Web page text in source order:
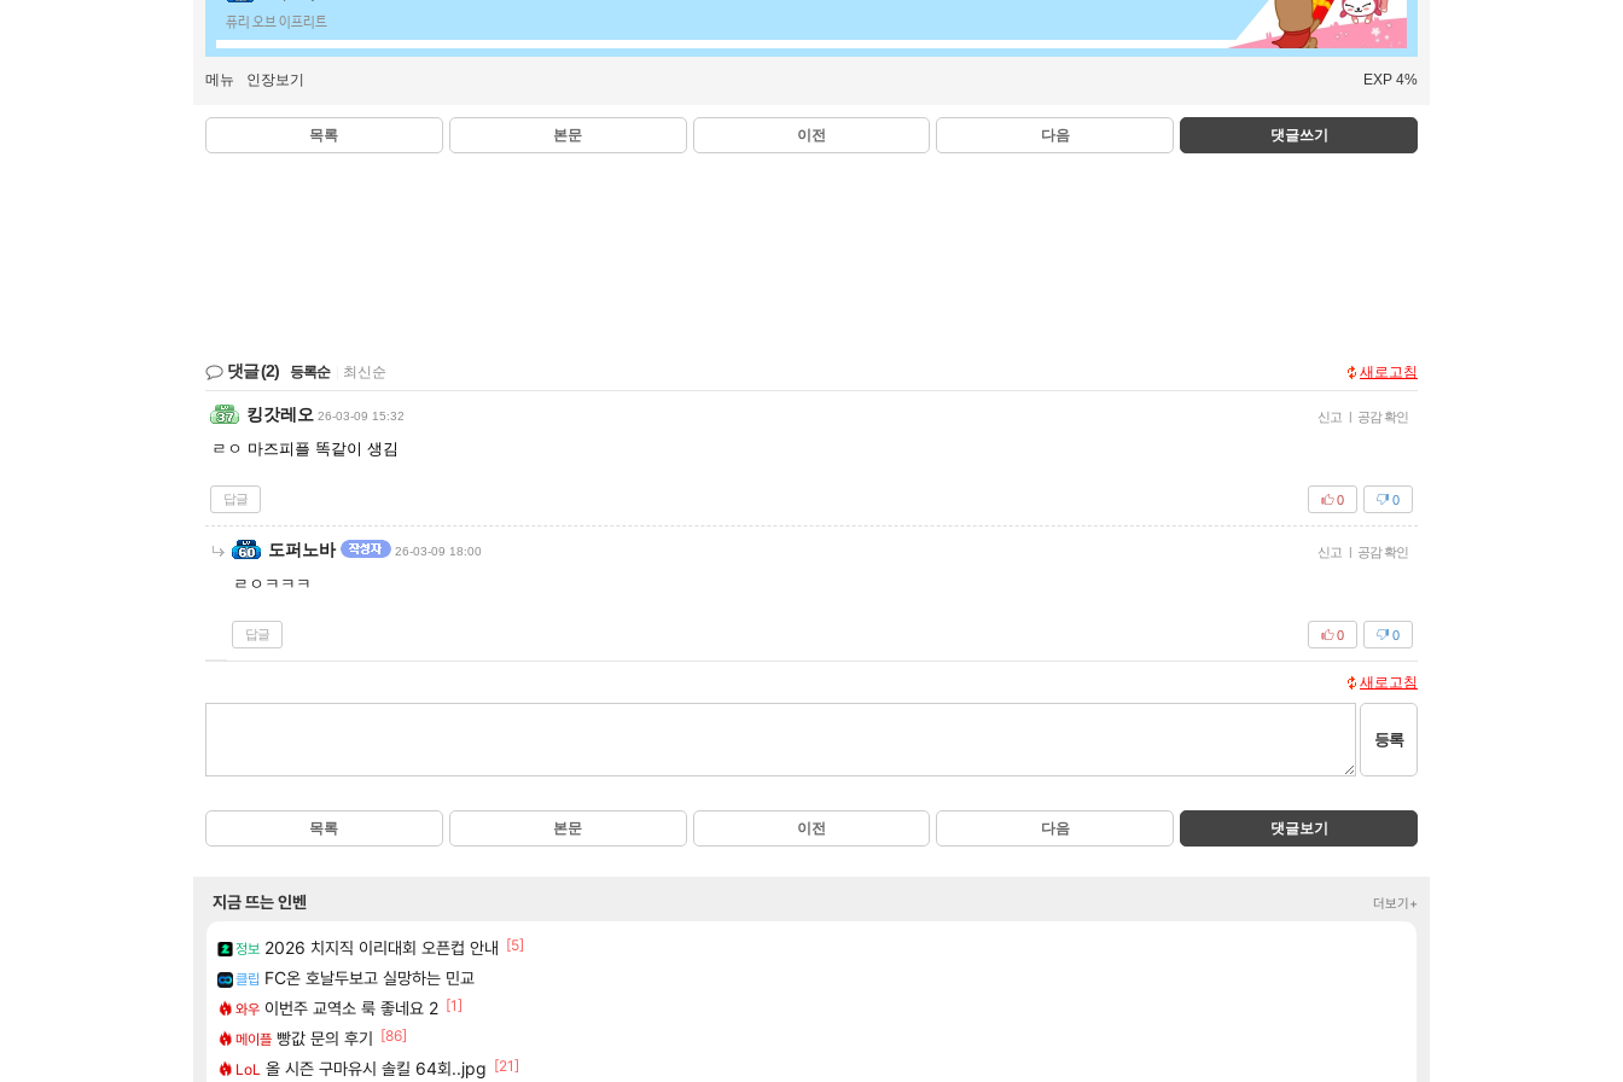
퓨리 오브 이프리트
메뉴 인장보기 EXP 4%
목록 본문 이전 다음 댓글쓰기
댓글(2) 등록순 최신순 새로고침
킹갓레오 26-03-09 15:32 신고 | 공감 확인
ㄹㅇ 마즈피플 똑같이 생김
답글 0
0
도퍼노바 26-03-09 18:00 신고 | 공감 확인
ㄹㅇㅋㅋㅋ
답글 0
0
새로고침
등록
목록 본문 이전 다음 댓글보기
지금 뜨는 인벤 더보기+
정보 2026 치지직 이리대회 오픈컵 안내 [5]
클립 FC온 호날두보고 실망하는 민교
와우 이번주 교역소 룩 좋네요 2 [1]
메이플 빵값 문의 후기 [86]
LoL 올 시즌 구마유시 솔킬 64회..jpg [21]